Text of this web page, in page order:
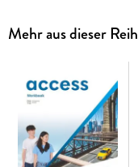
Schülerinnen und
Wir empfehlen die
unserer Lehr- und
Mehr aus dieser